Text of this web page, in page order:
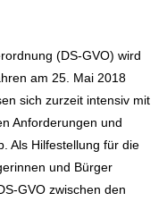
(DS-GVO) wird
am 25. Mai 2018
sich zurzeit intensiv mit
Anforderungen und
Als Hilfestellung für die
und Bürger
GVO zwischen den